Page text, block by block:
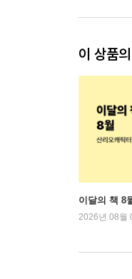
이 상품
이달의 책 8
2026년 08월